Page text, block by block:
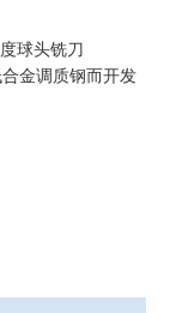
球头铣刀
金调质钢而开发